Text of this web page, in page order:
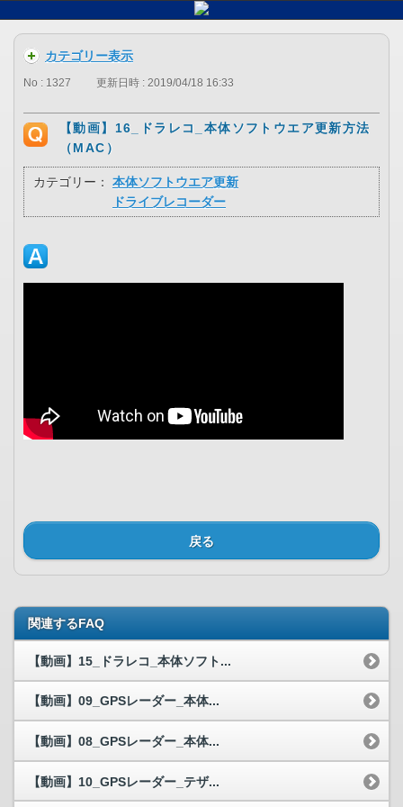
カテゴリー表示
No : 1327 更新日時 : 2019/04/18 16:33
【動画】16_ドラレコ_本体ソフトウエア更新方法
（MAC）
カテゴリー：
本体ソフトウエア更新
ドライブレコーダー
戻る
関連するFAQ
【動画】15_ドラレコ_本体ソフト...
【動画】09_GPSレーダー_本体...
【動画】08_GPSレーダー_本体...
【動画】10_GPSレーダー_テザ...